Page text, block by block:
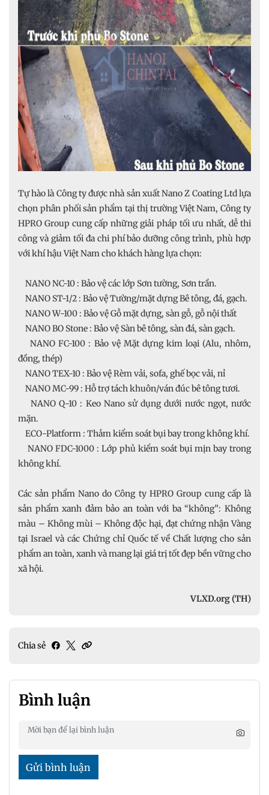
Tự hào là Công ty được nhà sản xuất Nano Z Coating Ltd lựa
chọn phân phối sản phẩm tại thị trường Việt Nam, Công ty
HPRO Group cung cấp những giải pháp tối ưu nhất, dễ thi
công và giảm tối đa chi phí bảo dưỡng công trình, phù hợp
với khí hậu Việt Nam cho khách hàng lựa chọn:
NANO NC-10 : Bảo vệ các lớp Sơn tường, Sơn trần.
NANO ST-1/2 : Bảo vệ Tường/mặt dựng Bê tông, đá, gạch.
NANO W-100 : Bảo vệ Gỗ mặt dựng, sàn gỗ, gỗ nội thất
NANO BO Stone : Bảo vệ Sàn bê tông, sàn đá, sàn gạch.
NANO FC-100 : Bảo vệ Mặt dựng kim loại (Alu, nhôm,
đồng, thép)
NANO TEX-10 : Bảo vệ Rèm vải, sofa, ghế bọc vải, nỉ
NANO MC-99 : Hỗ trợ tách khuôn/ván đúc bê tông tươi.
NANO Q-10 : Keo Nano sử dụng dưới nước ngọt, nước
mặn.
ECO-Platform : Thảm kiểm soát bụi bay trong không khí.
NANO FDC-1000 : Lớp phủ kiểm soát bụi mịn bay trong
không khí.
Các sản phẩm Nano do Công ty HPRO Group cung cấp là
sản phẩm xanh đảm bảo an toàn với ba “không”: Không
màu – Không mùi – Không độc hại, đạt chứng nhận Vàng
tại Israel và các Chứng chỉ Quốc tế về Chất lượng cho sản
phẩm an toàn, xanh và mang lại giá trị tốt đẹp bền vững cho
xã hội.
VLXD.org (TH)
Chia sẻ
Bình luận
Gửi bình luận